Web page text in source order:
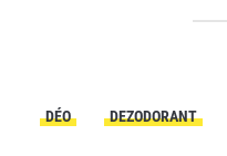
DÉO DEZODORANT